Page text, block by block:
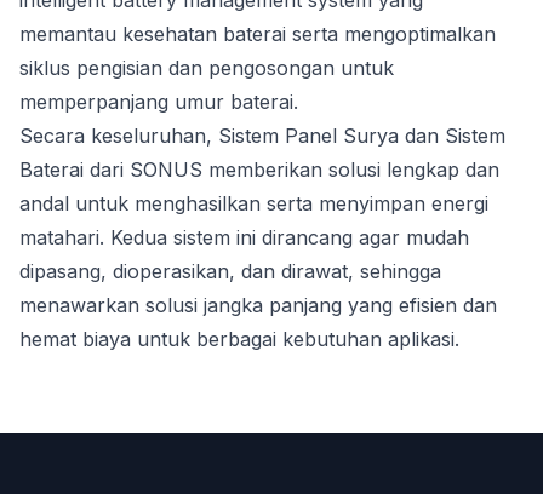
memantau kesehatan baterai serta mengoptimalkan
siklus pengisian dan pengosongan untuk
memperpanjang umur baterai.
Secara keseluruhan, Sistem Panel Surya dan Sistem
Baterai dari SONUS memberikan solusi lengkap dan
andal untuk menghasilkan serta menyimpan energi
matahari. Kedua sistem ini dirancang agar mudah
dipasang, dioperasikan, dan dirawat, sehingga
menawarkan solusi jangka panjang yang efisien dan
hemat biaya untuk berbagai kebutuhan aplikasi.